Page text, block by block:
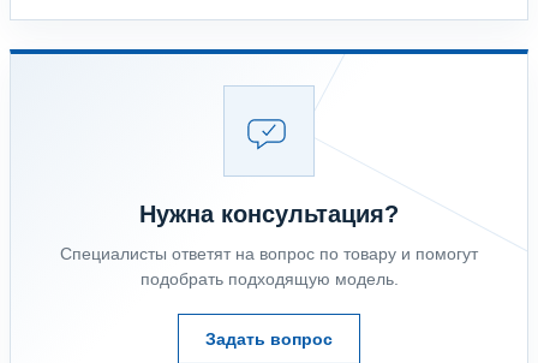
Нужна консультация?
Специалисты ответят на вопрос по товару и помогут
подобрать подходящую модель.
Задать вопрос